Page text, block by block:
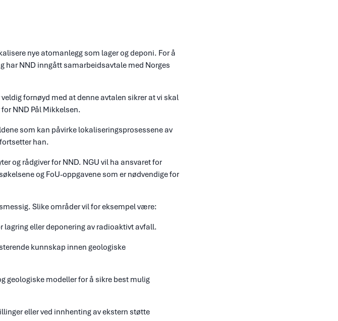
nye atomanlegg som lager og deponi. For å
har NND inngått samarbeidsavtale med Norges
fornøyd med at denne avtalen sikrer at vi skal
NND Pål Mikkelsen.
som kan påvirke lokaliseringsprosessene av
han.
og rådgiver for NND. NGU vil ha ansvaret for
og FoU-oppgavene som er nødvendige for
Slike områder vil for eksempel være:
eller deponering av radioaktivt avfall.
kunnskap innen geologiske
geologiske modeller for å sikre best mulig
eller ved innhenting av ekstern støtte